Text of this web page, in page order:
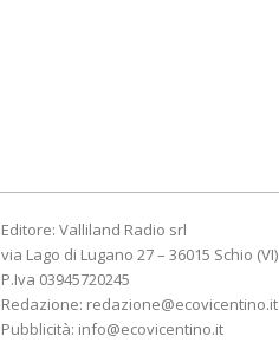
Editore: Valliland Radio srl
via Lago di Lugano 27 – 36015 Schio (VI)
P.Iva 03945720245
Redazione: redazione@ecovicentino.it
Pubblicità: info@ecovicentino.it